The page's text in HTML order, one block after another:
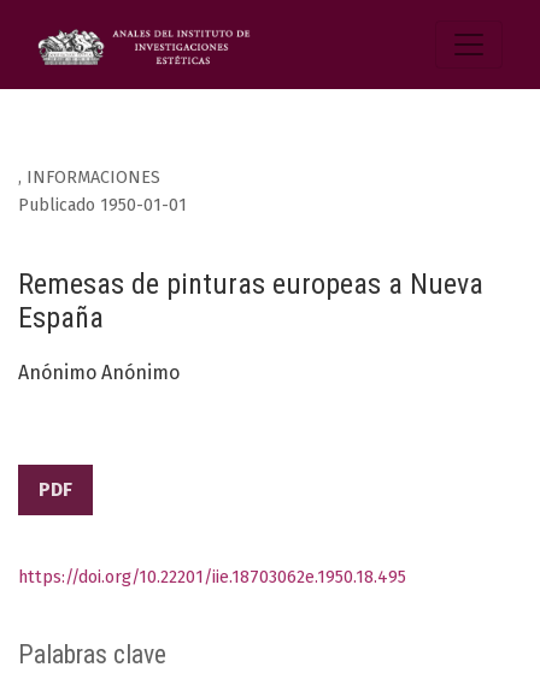
, INFORMACIONES
Remesas de pinturas europeas a Nueva
España
Publicado 1950-01-01
Anónimo Anónimo
PDF
Palabras clave
https://doi.org/10.22201/iie.18703062e.1950.18.495